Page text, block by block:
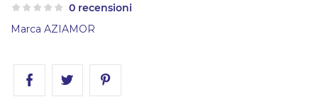
0 recensioni
Marca AZIAMOR